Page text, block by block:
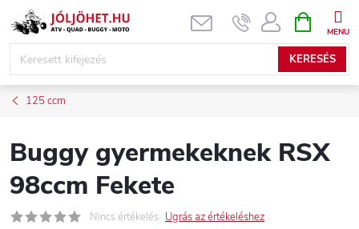
Ugrás
KERESÉS
KOSÁR
125 ccm
Buggy gyermekeknek RSX
98ccm Fekete
Nincs értékelés Ugrás az értékeléshez